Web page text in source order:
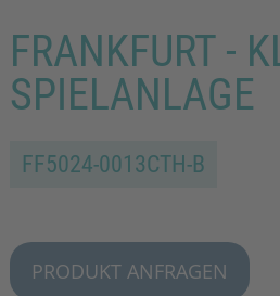
FRANKFURT -
SPIELANLAGE
FF5024-0013CTH-B
PRODUKT ANFRAGEN